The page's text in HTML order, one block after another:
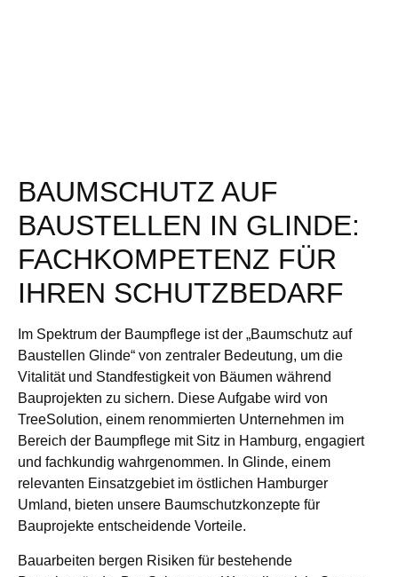
BAUMSCHUTZ AUF
BAUSTELLEN IN GLINDE:
FACHKOMPETENZ FÜR
IHREN SCHUTZBEDARF
Im Spektrum der Baumpflege ist der „Baumschutz auf
Baustellen Glinde“ von zentraler Bedeutung, um die
Vitalität und Standfestigkeit von Bäumen während
Bauprojekten zu sichern. Diese Aufgabe wird von
TreeSolution, einem renommierten Unternehmen im
Bereich der Baumpflege mit Sitz in Hamburg, engagiert
und fachkundig wahrgenommen. In Glinde, einem
relevanten Einsatzgebiet im östlichen Hamburger
Umland, bieten unsere Baumschutzkonzepte für
Bauprojekte entscheidende Vorteile.
Bauarbeiten bergen Risiken für bestehende